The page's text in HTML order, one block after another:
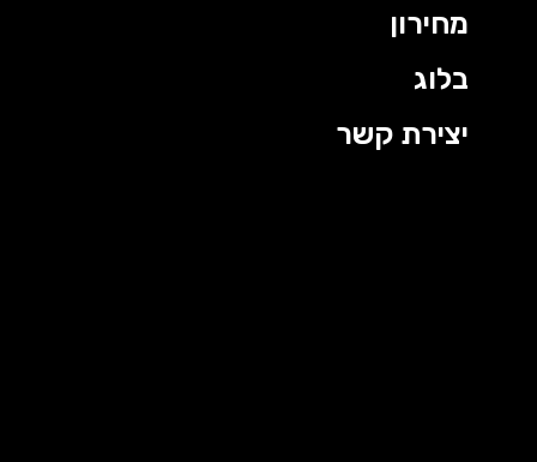
מחירון
בלוג
יצירת קשר